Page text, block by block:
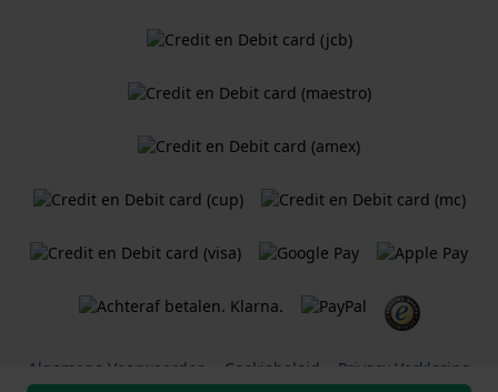
Algemene Voorwaarden Cookiebeleid Privacy Verklaring